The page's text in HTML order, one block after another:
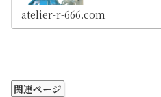
atelier-r-666.com
関連ページ